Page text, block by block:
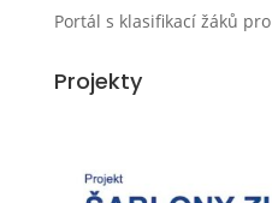
Portál s klasifikací žáků
Projekty